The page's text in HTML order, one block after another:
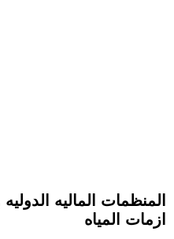
المنظمات الماليه
ازمات المياه